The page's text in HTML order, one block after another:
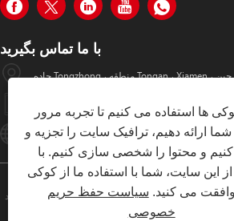
با ما تماس بگیرید
جاده Tongzhong ، منطقه Tongan ، Xiamen ، چین
+86-19979320050
Sales08@xmhongyu.com.cn
کپی رایت © 2023 شرکت فناوری هوشمند Xiamen Hongyu ، آموزشی ویبولیتین
ها استفاده می کنیم تا تجربه مرور
شما ارائه دهیم، ترافیک سایت را تجزیه و
کنیم و محتوا را شخصی سازی کنیم. با
از این سایت، شما با استفاده ما از کوکی
می کنید. سیاست حفظ حریم
خصوصی